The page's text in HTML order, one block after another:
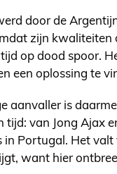
door de
zijn kwaliteiten
op dood spoor.
een oplossing te
aanvaller is
tijd: van Jong Ajax
in Portugal. Het
want hier